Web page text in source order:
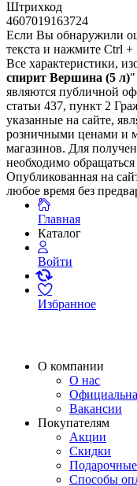
Штрихкод
4607019163724
Если Вы обнаружили
текста и нажмите Ctrl +
Все характеристики,
спирит Вершина (5 л)"
являются публичной
статьи 437, пункт 2
указанные на сайте,
розничными ценами и
магазинов. Для
необходимо
Опубликованная на
любое время без
Главная
Каталог
Войти
Избранное
О компании
О нас
Вакансии
Покупателям
Акции
Скидки
Способы